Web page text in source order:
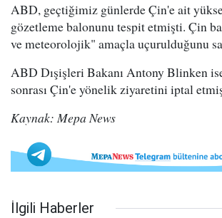
ABD, geçtiğimiz günlerde Çin'e ait
gözetleme balonunu tespit etmişti. Çin
ve meteorolojik" amaçla uçurulduğunu
ABD Dışişleri Bakanı Antony Blinken
sonrası Çin'e yönelik ziyaretini iptal
Kaynak: Mepa News
İlgili Haberler